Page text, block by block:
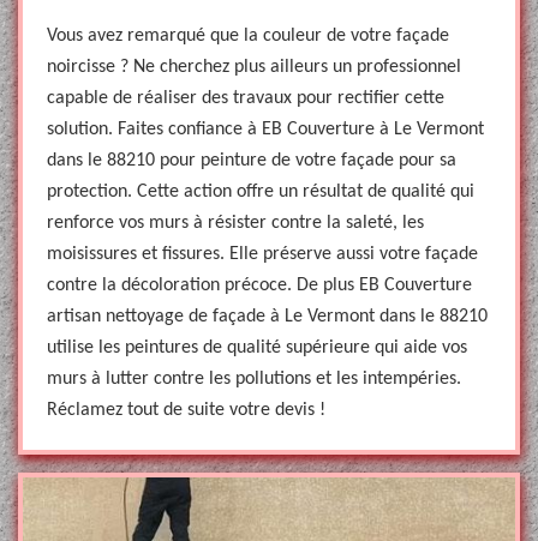
Vous avez remarqué que la couleur de votre façade
noircisse ? Ne cherchez plus ailleurs un professionnel
capable de réaliser des travaux pour rectifier cette
solution. Faites confiance à EB Couverture à Le Vermont
dans le 88210 pour peinture de votre façade pour sa
protection. Cette action offre un résultat de qualité qui
renforce vos murs à résister contre la saleté, les
moisissures et fissures. Elle préserve aussi votre façade
contre la décoloration précoce. De plus EB Couverture
artisan nettoyage de façade à Le Vermont dans le 88210
utilise les peintures de qualité supérieure qui aide vos
murs à lutter contre les pollutions et les intempéries.
Réclamez tout de suite votre devis !